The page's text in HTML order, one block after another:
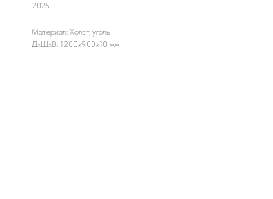
2025
Материал: Холст, уголь
ДxШxВ: 1200x900x10 мм